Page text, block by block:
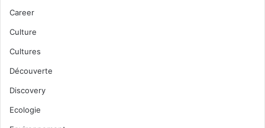
Career
Culture
Cultures
Découverte
Discovery
Ecologie